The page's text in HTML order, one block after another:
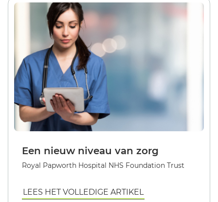
Nederland
Een nieuw niveau van zorg
Royal Papworth Hospital NHS Foundation Trust
LEES HET VOLLEDIGE ARTIKEL